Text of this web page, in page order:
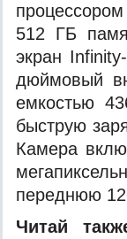
512 ГБ
экран
дюймовый
емкостью
быструю
Камера
переднюю
Читай